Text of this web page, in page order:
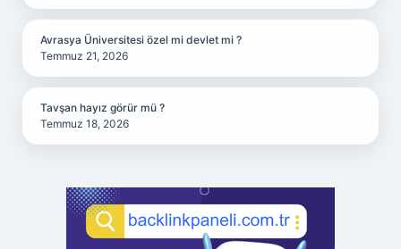
Avrasya Üniversitesi özel mi devlet mi ?
Temmuz 21, 2026
Tavşan hayız görür mü ?
Temmuz 18, 2026